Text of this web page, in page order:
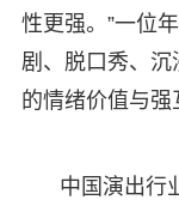
性更强。”一位
剧、脱口秀、
的情绪价值与强
中国演出行